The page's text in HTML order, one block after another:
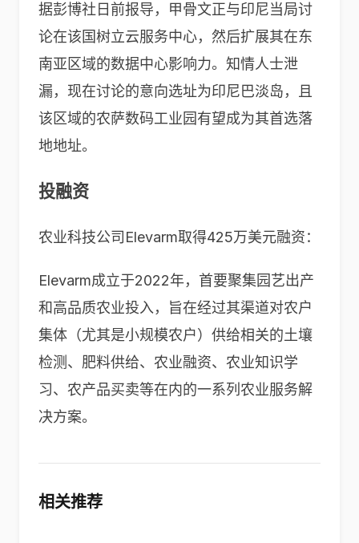
据彭博社日前报导，甲骨文正与印尼当局讨
论在该国树立云服务中心，然后扩展其在东
南亚区域的数据中心影响力。知情人士泄
漏，现在讨论的意向选址为印尼巴淡岛，且
该区域的农萨数码工业园有望成为其首选落
地地址。
投融资
农业科技公司 Elevarm取得425万美元融资：
Elevarm成立于2022年，首要聚集园艺出产
和高品质农业投入，旨在经过其渠道对农户
集体（尤其是小规模农户）供给相关的土壤
检测、肥料供给、农业融资、农业知识学
习、农产品买卖等在内的一系列农业服务解
决方案。
相关推荐